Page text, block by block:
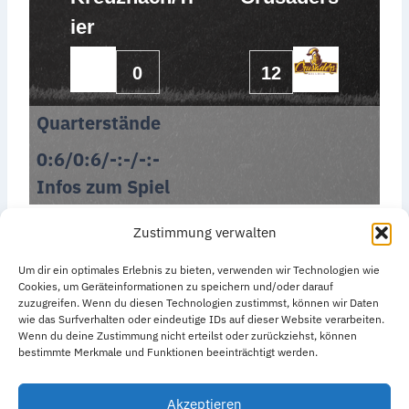
Zustimmung verwalten
Um dir ein optimales Erlebnis zu bieten, verwenden wir Technologien wie
Cookies, um Geräteinformationen zu speichern und/oder darauf
zuzugreifen. Wenn du diesen Technologien zustimmst, können wir Daten
wie das Surfverhalten oder eindeutige IDs auf dieser Website verarbeiten.
Wenn du deine Zustimmung nicht erteilst oder zurückziehst, können
bestimmte Merkmale und Funktionen beeinträchtigt werden.
Akzeptieren
ier
0 12
Quarterstände
0:6/0:6/-:-/-:-
Infos zum Spiel
Datenschutzerklärung
Impressum
Cookie-Richtlinie (EU)